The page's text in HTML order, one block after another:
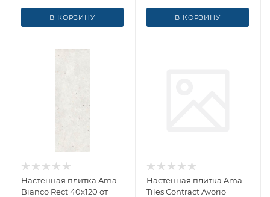
В КОРЗИНУ В КОРЗИНУ
Настенная плитка Ama
Bianco Rect 40x120 от
Настенная плитка Ama
Tiles Contract Avorio